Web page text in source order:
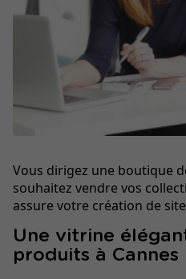
Vous dirigez une boutique
souhaitez vendre vos
assure votre création de
Une vitrine
produits à Cannes